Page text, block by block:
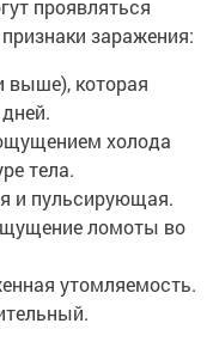
проявляться
заражения:
выше), которая
холода
тела.
и пульсирующая.
ломоты во
утомляемость.